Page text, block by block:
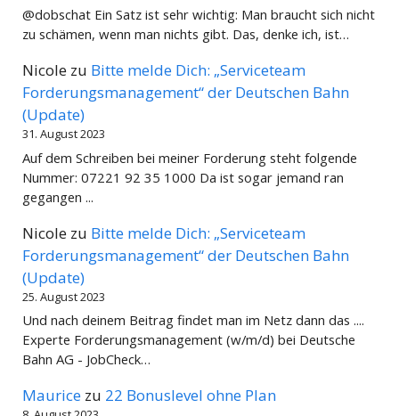
@dobschat Ein Satz ist sehr wichtig: Man braucht sich nicht
zu schämen, wenn man nichts gibt. Das, denke ich, ist…
Nicole zu Bitte melde Dich: „Serviceteam
Forderungsmanagement“ der Deutschen Bahn
(Update)
31. August 2023
Auf dem Schreiben bei meiner Forderung steht folgende
Nummer: 07221 92 35 1000 Da ist sogar jemand ran
gegangen ...
Nicole zu Bitte melde Dich: „Serviceteam
Forderungsmanagement“ der Deutschen Bahn
(Update)
25. August 2023
Und nach deinem Beitrag findet man im Netz dann das ....
Experte Forderungsmanagement (w/m/d) bei Deutsche
Bahn AG - JobCheck…
Maurice zu 22 Bonuslevel ohne Plan